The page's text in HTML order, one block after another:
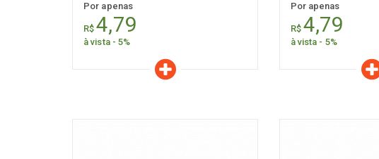
Por apenas
R$4,79
à vista - 5%
Por apenas
R$ 4,79
à vista - 5%